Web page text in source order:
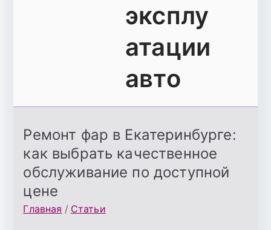
эксплу
атации
авто
Ремонт фар в Екатеринбурге:
как выбрать качественное
обслуживание по доступной
цене
Главная Статьи